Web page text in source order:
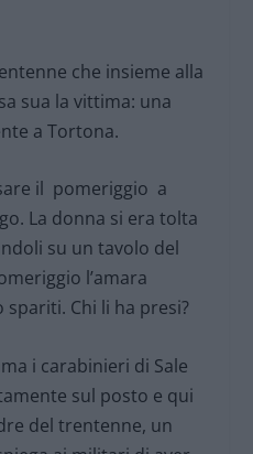
che insieme alla
sua la vittima: una
a Tortona.
il pomeriggio a
La donna si era tolta
su un tavolo del
l’amara
Chi li ha presi?
i carabinieri di Sale
sul posto e qui
del trentenne, un